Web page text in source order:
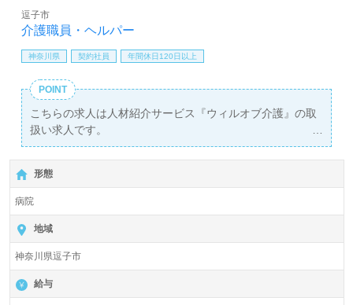
介護職員・ヘルパー
逗子市
神奈川県 契約社員 年間休日120日以上
POINT
こちらの求人は人材紹介サービス『ウィルオブ介護』の取
扱い求人です。
詳細に関してお気軽にご相談ください♪
【無料】で皆さんの転職活動をサポートいたします。
形態
病院
地域
神奈川県逗子市
給与